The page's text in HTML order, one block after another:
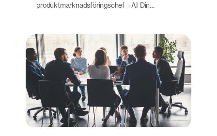
produktmarknadsföringschef – AI Din…